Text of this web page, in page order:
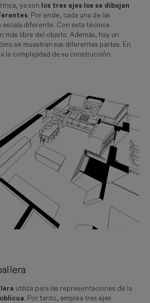
ya son los tres ejes los se dibujan
. Por ende, cada una de las
escala diferente. Con esta técnica
más libre del objeto. Además, hay un
se muestran sus diferentes partes. En
la complejidad de su construcción.
utiliza para las representaciones de la
. Por tanto, emplea tres ejes